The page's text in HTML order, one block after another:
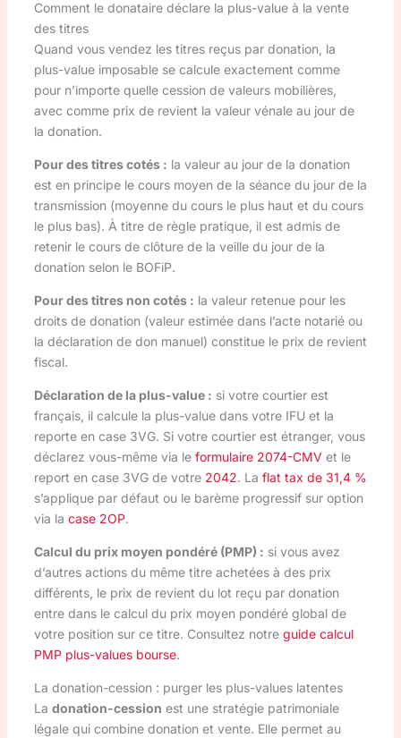
Comment le donataire déclare la plus-value à la vente
des titres
Quand vous vendez les titres reçus par donation, la
plus-value imposable se calcule exactement comme
pour n’importe quelle cession de valeurs mobilières,
avec comme prix de revient la valeur vénale au jour de
la donation.
Pour des titres cotés : la valeur au jour de la donation
est en principe le cours moyen de la séance du jour de la
transmission (moyenne du cours le plus haut et du cours
le plus bas). À titre de règle pratique, il est admis de
retenir le cours de clôture de la veille du jour de la
donation selon le BOFiP.
Pour des titres non cotés : la valeur retenue pour les
droits de donation (valeur estimée dans l’acte notarié ou
la déclaration de don manuel) constitue le prix de revient
fiscal.
Déclaration de la plus-value : si votre courtier est
français, il calcule la plus-value dans votre IFU et la
reporte en case 3VG. Si votre courtier est étranger, vous
déclarez vous-même via le formulaire 2074-CMV et le
report en case 3VG de votre 2042. La flat tax de 31,4 %
s’applique par défaut ou le barème progressif sur option
via la case 2OP.
Calcul du prix moyen pondéré (PMP) : si vous avez
d’autres actions du même titre achetées à des prix
différents, le prix de revient du lot reçu par donation
entre dans le calcul du prix moyen pondéré global de
votre position sur ce titre. Consultez notre guide calcul
PMP plus-values bourse.
La donation-cession : purger les plus-values latentes
La donation-cession est une stratégie patrimoniale
légale qui combine donation et vente. Elle permet au